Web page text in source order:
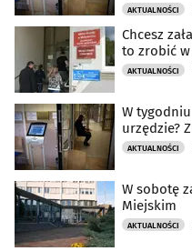
AKTUALNOŚCI
Chcesz
to zrobić
AKTUALNOŚCI
W
urzędzie?
AKTUALNOŚCI
W sobotę
Miejskim
AKTUALNOŚCI